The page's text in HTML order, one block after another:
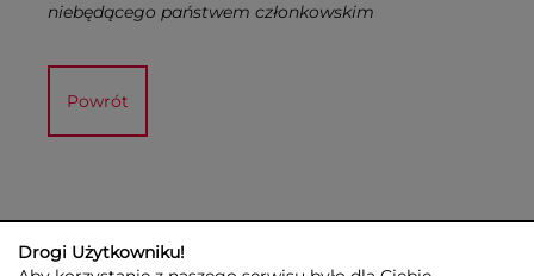
niebędącego państwem członkowskim
Powrót
Drogi Użytkowniku!